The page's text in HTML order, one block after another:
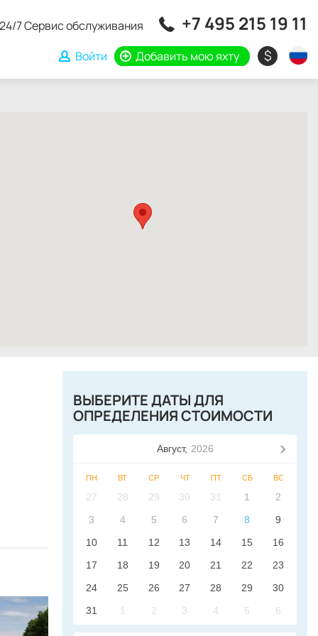
24/7 Сервис обслуживания +7 495 215 19 11
Войти Добавить мою яхту $
ВЫБЕРИТЕ ДАТЫ ДЛЯ
ОПРЕДЕЛЕНИЯ СТОИМОСТИ
Август, 2026
ПН ВТ СР ЧТ ПТ СБ ВС
27 28 29 30 31 1
2
3
4 5 6 7 8
9
10
11 12 13 14 15
16
17
18 19 20 21 22
23
24
25 26 27 28 29
30
31
1 2 3 4 5 6